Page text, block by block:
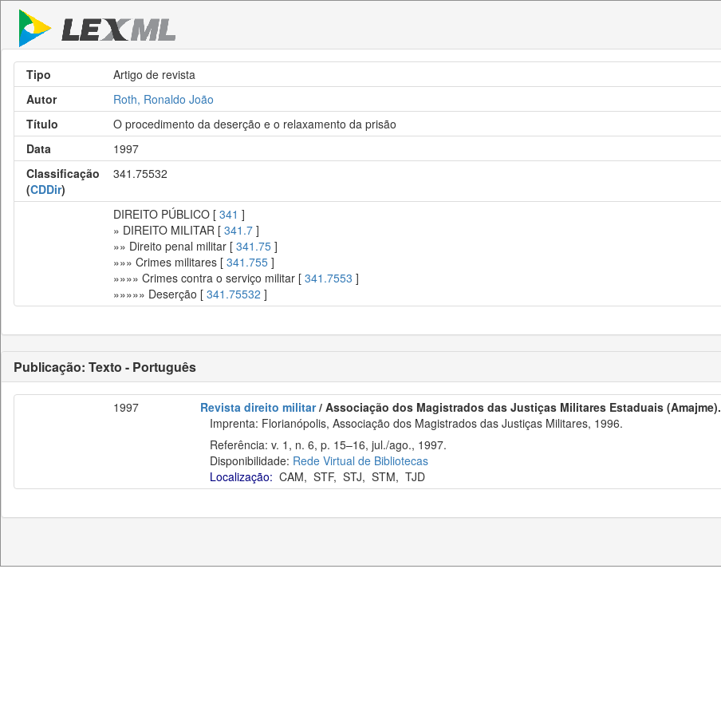
Tipo
Artigo de revista
Autor
Roth, Ronaldo João
Título
O procedimento da deserção e o relaxamento da prisão
Data
1997
Classificação
(CDDir)
341.75532
DIREITO PÚBLICO [ 341 ]
» DIREITO MILITAR [ 341.7 ]
»» Direito penal militar [ 341.75 ]
»»» Crimes militares [ 341.755 ]
»»»» Crimes contra o serviço militar [ 341.7553 ]
»»»»» Deserção [ 341.75532 ]
Publicação: Texto - Português
1997 Revista direito militar/ Associação dos Magistrados das Justiças Militares Estaduais (Amajme).
Imprenta: Florianópolis, Associação dos Magistrados das Justiças Militares, 1996.
Referência: v. 1, n. 6, p. 15–16, jul./ago., 1997.
Disponibilidade: Rede Virtual de Bibliotecas
Localização: CAM, STF, STJ, STM, TJD